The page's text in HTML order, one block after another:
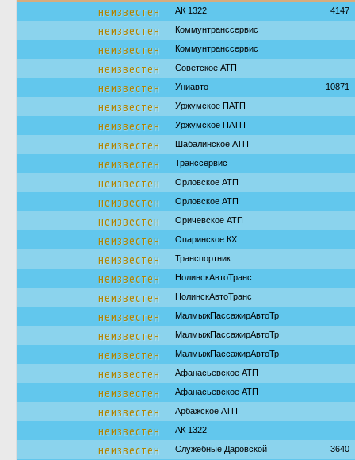
неизвестен АК 1322 4147
неизвестен Коммунтранссервис
неизвестен Коммунтранссервис
неизвестен Советское АТП
неизвестен Униавто 10871
неизвестен Уржумское ПАТП
неизвестен Уржумское ПАТП
неизвестен Шабалинское АТП
неизвестен Транссервис
неизвестен Орловское АТП
неизвестен Орловское АТП
неизвестен Оричевское АТП
неизвестен Опаринское КХ
неизвестен Транспортник
неизвестен НолинскАвтоТранс
неизвестен НолинскАвтоТранс
неизвестен МалмыжПассажирАвтоТр
неизвестен МалмыжПассажирАвтоТр
неизвестен МалмыжПассажирАвтоТр
неизвестен Афанасьевское АТП
неизвестен Афанасьевское АТП
неизвестен Арбажское АТП
неизвестен АК 1322
неизвестен Служебные Даровской 3640